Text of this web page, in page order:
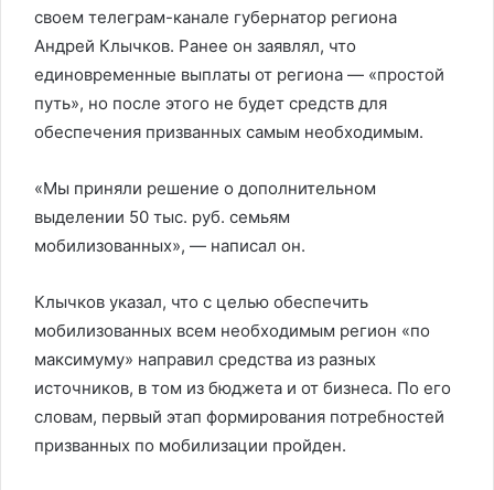
своем телеграм-канале губернатор региона
Андрей Клычков. Ранее он заявлял, что
единовременные выплаты от региона — «простой
путь», но после этого не будет средств для
обеспечения призванных самым необходимым.
«Мы приняли решение о дополнительном
выделении 50 тыс. руб. семьям
мобилизованных», — написал он.
Клычков указал, что с целью обеспечить
мобилизованных всем необходимым регион «по
максимуму» направил средства из разных
источников, в том из бюджета и от бизнеса. По его
словам, первый этап формирования потребностей
призванных по мобилизации пройден.